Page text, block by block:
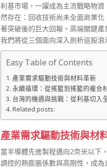
利基市場，一躍成為主流戰略物
然存在：回收技術尚未全面商業
著突破後的巨大回報。高端關鍵
我們將從三個面向深入剖析這股浪
Easy Table of Contents
產業需求驅動技術與材料革新
永續循環：從搖籃到搖籃的複合
台灣的機遇與挑戰：從利基切入
Related posts:
產業需求驅動技術與材
當半導體先進製程邁向2奈米以下
調控的熱膨脹係數與高剛性，成